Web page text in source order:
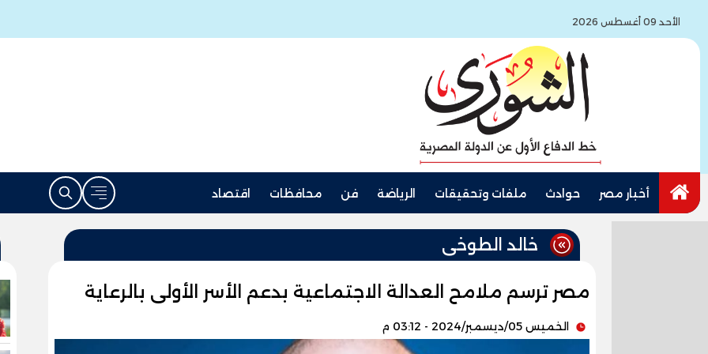
الأحد 09 أغسطس 2026
أخبار مصر حوادث ملفات وتحقيقات الرياضة فن محافظات اقتصاد
خالد الطوخى
مصر ترسم ملامح العدالة الاجتماعية بدعم الأسر الأولى بالرعاية
الخميس 05/ديسمبر/2024 - 03:12 م